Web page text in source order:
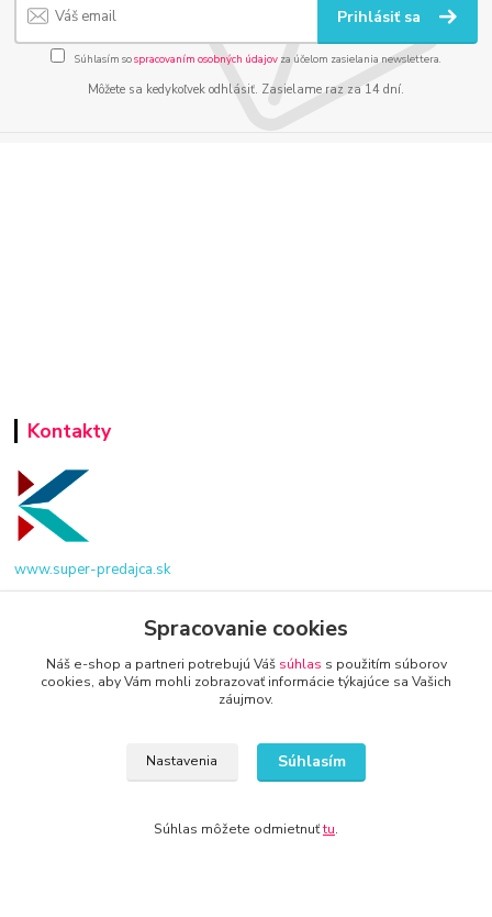
Prihlásiť sa
Súhlasím sospracovaním osobných údajov za účelom zasielania newslettera.
Môžete sa kedykoľvek odhlásiť. Zasielame raz za 14 dní.
Kontakty
www.super-predajca.sk
info@kamenik.sk
© 2024 Všetky práva vyhradené KAMENIK.SK
Spracovanie cookies
Náš e-shop a partneri potrebujú Váš súhlas s použitím súborov
cookies, aby Vám mohli zobrazovať informácie týkajúce sa Vašich
záujmov.
Nastavenia Súhlasím
Súhlas môžete odmietnuťtu.